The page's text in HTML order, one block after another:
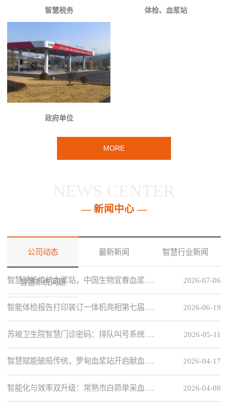
智慧税务 体检、血浆站
政府单位
MORE
— 新闻中心 —
公司动态 最新新闻 智慧行业新闻
智慧系统问题 2026-07-06
智慧赋能传统血浆站，中国生物宜春血浆 …
2026-06-19
智能体检报告打印装订一体机亮相第七届 …
2026-05-11
苏坡卫生院智慧门诊密码：排队叫号系统 …
2026-04-17
智慧赋能破局传统，罗甸血浆站开启献血 …
2026-04-08
智能化与效率双升级：常熟市白茆单采血 …